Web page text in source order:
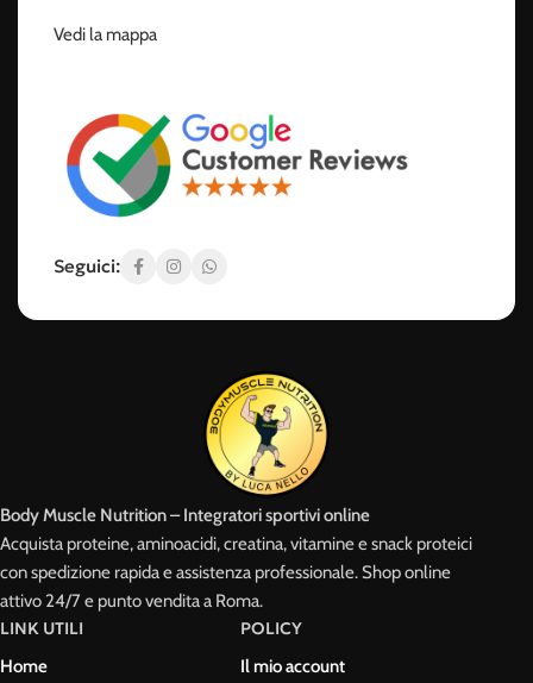
Vedi la mappa
Seguici:
Body Muscle Nutrition – Integratori sportivi online
Acquista proteine, aminoacidi, creatina, vitamine e snack proteici
con spedizione rapida e assistenza professionale. Shop online
attivo 24/7 e punto vendita a Roma.
LINK UTILI
Home
POLICY
Il mio account